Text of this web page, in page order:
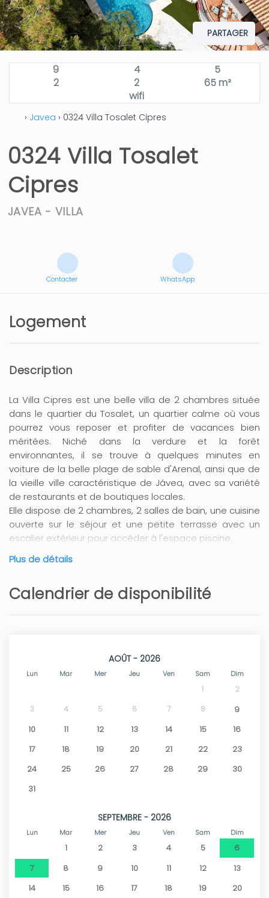
PARTAGER
9 4
5
2
2
65 m²
wifi
› Javea › 0324 Villa Tosalet Cipres
0324 Villa Tosalet
Cipres
JAVEA - VILLA
Contacter WhatsApp
Logement
Description
La Villa Cipres est une belle villa de 2 chambres située
dans le quartier du Tosalet, un quartier calme où vous
pourrez vous reposer et profiter de vacances bien
méritées. Niché dans la verdure et la forêt
environnantes, il se trouve à quelques minutes en
voiture de la belle plage de sable d'Arenal, ainsi que de
la vieille ville caractéristique de Jávea, avec sa variété
de restaurants et de boutiques locales.
Elle dispose de 2 chambres, 2 salles de bain, une cuisine
ouverte sur le séjour et une petite terrasse avec un
escalier extérieur pour accéder à l'espace piscine.
journées de détente au soleil. Avec Wi-Fi et
Plus de détails
Calendrier de disponibilité
AOÛT - 2026
Lun Mar Mer Jeu Ven Sam Dim
1
2
3
4 5 6 7 8
9
10
11 12 13 14 15
16
17
18 19 20 21 22
23
24
25 26 27 28 29
30
31
SEPTEMBRE - 2026
Lun Mar Mer Jeu Ven Sam Dim
1 2 3 4 5
6
7
8 9 10 11 12
13
14
15 16 17 18 19
20